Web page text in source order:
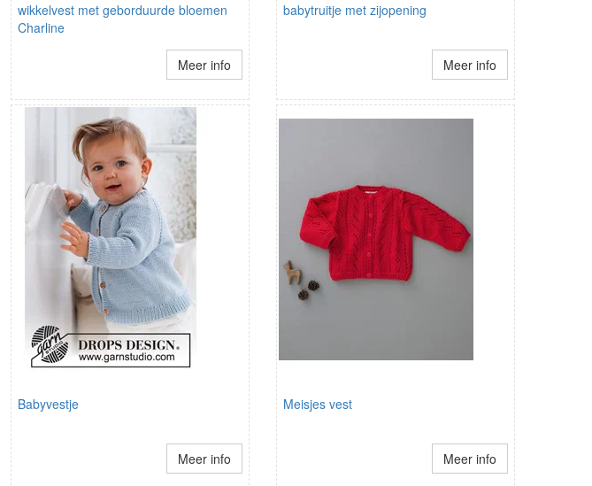
wikkelvest met geborduurde bloemen
Charline
Meer info
babytruitje met zijopening
Meer info
Babyvestje
Meer info
Meisjes vest
Meer info